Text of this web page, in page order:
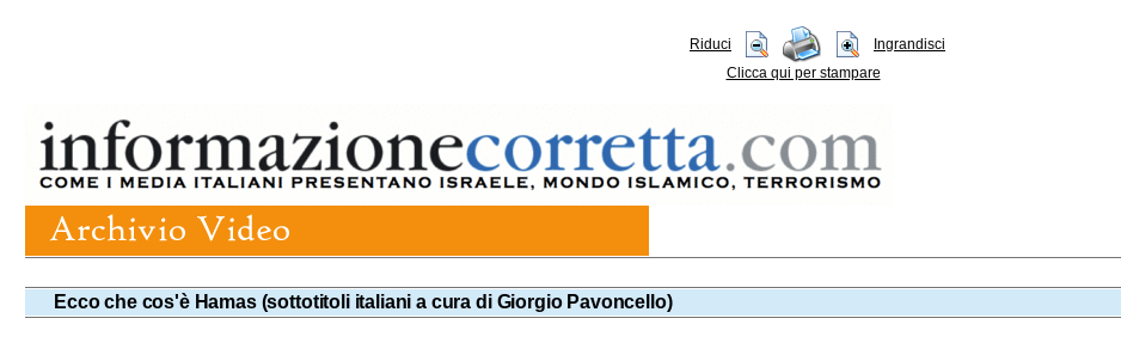
Riduci
Ingrandisci
Clicca qui per stampare
Ecco che cos'è Hamas (sottotitoli italiani a cura di Giorgio Pavoncello)